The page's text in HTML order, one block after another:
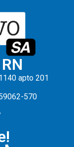
apto 201
570